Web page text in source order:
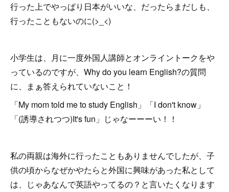
行った上でやっぱり日本がいいな、だったらまだしも、
行ったこともないのに(>_<)
小学生は、月に一度外国人講師とオンライントークをや
っているのですが、Why do you learn English?の質問
に、まぁ答えられていないこと！
「My mom told me to study English」「I don't know」
「(誘導されつつ)It's fun」じゃなーーーい！！
私の両親は海外に行ったこともありませんでしたが、子
供の頃からなぜかやたらと外国に興味があった私として
は、じゃあなんで英語やってるの？と言いたくなります